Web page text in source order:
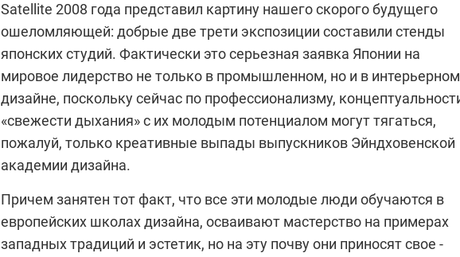
Satellite 2008 года представил картину нашего скорого будущего
ошеломляющей: добрые две трети экспозиции составили стенды
японских студий. Фактически это серьезная заявка Японии на
мировое лидерство не только в промышленном, но и в интерьерном
дизайне, поскольку сейчас по профессионализму,
«свежести дыхания» с их молодым потенциалом могут тягаться,
пожалуй, только креативные выпады выпускников Эйндховенской
академии дизайна.
Причем занятен тот факт, что все эти молодые люди обучаются в
европейских школах дизайна, осваивают мастерство на примерах
западных традиций и эстетик, но на эту почву они приносят свое -